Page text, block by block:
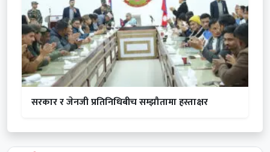
सरकार र जेनजी प्रतिनिधिबीच सम्झौतामा हस्ताक्षर